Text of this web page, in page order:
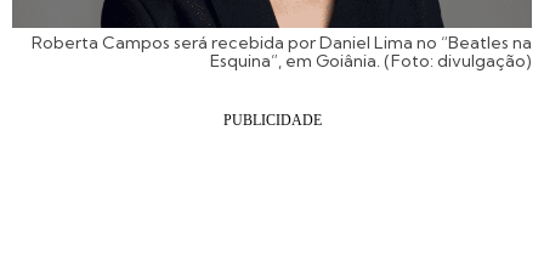
Roberta Campos será recebida por Daniel Lima no “Beatles na
Esquina”, em Goiânia. (Foto: divulgação)